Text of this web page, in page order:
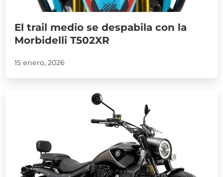
El trail medio se despabila con la
Morbidelli T502XR
15 enero, 2026